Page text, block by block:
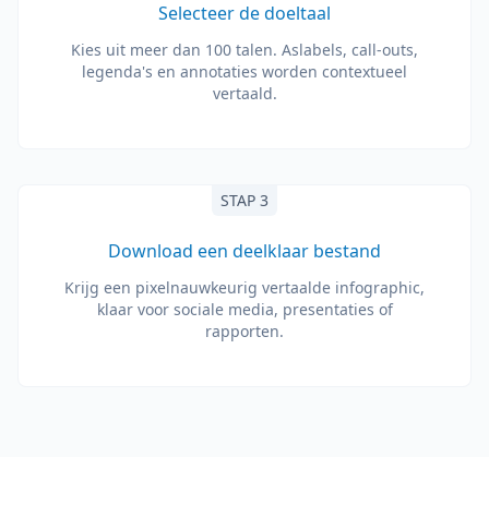
Selecteer de doeltaal
Kies uit meer dan 100 talen. Aslabels, call-outs,
legenda's en annotaties worden contextueel
vertaald.
STAP 3
Download een deelklaar bestand
Krijg een pixelnauwkeurig vertaalde infographic,
klaar voor sociale media, presentaties of
rapporten.